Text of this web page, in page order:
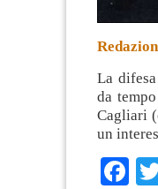
La
da
Cagliari
un